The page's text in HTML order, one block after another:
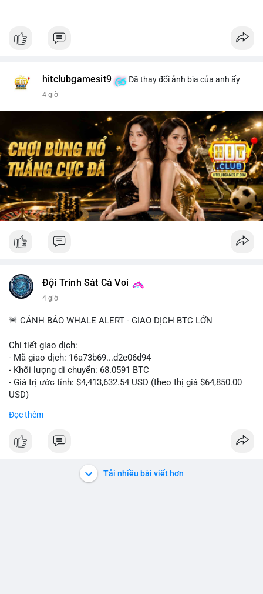
hitclubgamesit9 Đã thay đổi ảnh bìa của anh ấy
4 giờ
Đội Trinh Sát Cá Voi
4 giờ
🚨 CẢNH BÁO WHALE ALERT - GIAO DỊCH BTC LỚN
Chi tiết giao dịch:
- Mã giao dịch: 16a73b69...d2e06d94
- Khối lượng di chuyển: 68.0591 BTC
- Giá trị ước tính: $4,413,632.54 USD (theo thị giá $64,850.00
USD)
luân chuyển trong một giao dịch duy nhất cho thấy dấu hiệu
mức giá dao động quanh vùng $64,850, hành vi này có thể là
bước chuẩn bị cho một lệnh bán lớn trên sàn tập trung, tạo áp
Đọc thêm
Tải nhiều bài viết hơn